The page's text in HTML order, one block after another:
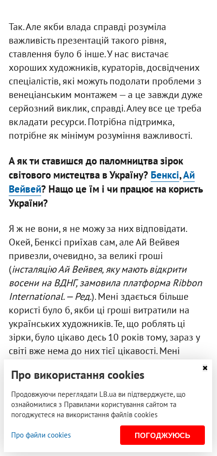
Так. Але якби влада справді розуміла
важливість презентацій такого рівня,
ставлення було б інше. У нас вистачає
хороших художників, кураторів, досвідчених
спеціалістів, які можуть подолати проблеми з
венеціанським монтажем — а це завжди дуже
серйозний виклик, справді. Алеу все це треба
вкладати ресурси. Потрібна підтримка,
потрібне як мінімум розуміння важливості.
А як ти ставишся до паломництва зірок
світового мистецтва в Україну? Бенксі,Ай
Вейвей? Нащо це їм і чи працює на користь
України?
Я ж не вони, я не можу за них відповідати.
Окей, Бенксі приїхав сам, але Ай Вейвея
привезли, очевидно, за великі гроші
(інсталяцію Ай Вейвея, яку мають відкрити
восени на ВДНГ, замовила платформа Ribbon
International. — Ред.). Мені здається більше
користі було б, якби ці гроші витратили на
українських художників. Те, що роблять ці
зірки, було цікаво десь 10 років тому, зараз у
світі вже нема до них тієї цікавості. Мені
те, що вони роблять зараз. Звісно, це має
якийсь вау-ефект для широкої спільноти і,
можливо, матиме якийсь позитивний ефект
серед непрофесійного середовища — типу, ну
якщо вже Ай Вейвей приїхав, значить, усе
добре. Але це точно не має ніякого впливу на
Про використання cookies
Продовжуючи переглядати LB.ua ви підтверджуєте, що
ознайомилися з Правилами користування сайтом та
погоджуєтеся на використання файлів cookies
Про файли cookies ПОГОДЖУЮСЬ